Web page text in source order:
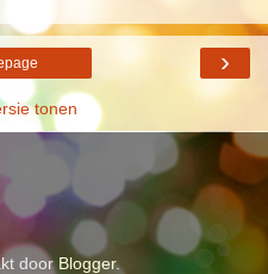
›
tonen
doorBlogger.